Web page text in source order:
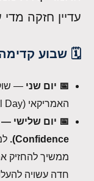
עדיין חזקה
🗓️ שבוע
📅 יום שני —
האמריקאי (Memorial Day).
Confidence).
ממשיך להחזיק
חדה עשויה